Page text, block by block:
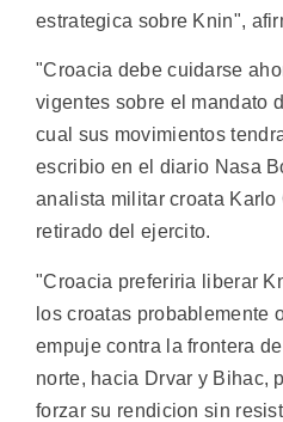
estrategica sobre Knin",
"Croacia debe cuidarse
vigentes sobre el mandato
cual sus movimientos
escribio en el diario Nasa
analista militar croata Karlo
retirado del ejercito.
"Croacia preferiria liberar
los croatas probablemente
empuje contra la frontera
norte, hacia Drvar y Bihac,
forzar su rendicion sin